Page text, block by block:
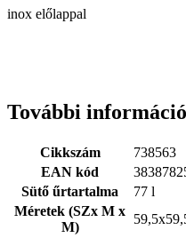
inox előlappal
További
Cikkszám
738563
EAN kód
Sütő űrtartalma
77 l
Méretek (SZx M x
M)